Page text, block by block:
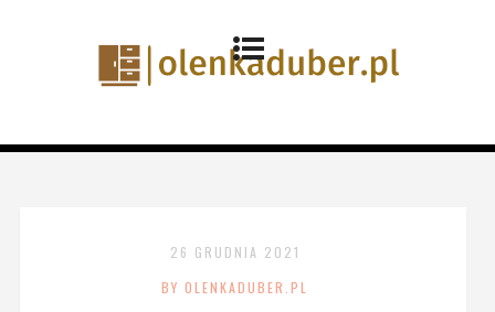
26 GRUDNIA 2021
BY OLENKADUBER.PL